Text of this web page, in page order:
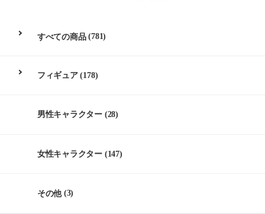
すべての商品(781)
フィギュア(178)
男性キャラクター (28)
女性キャラクター (147)
その他(3)